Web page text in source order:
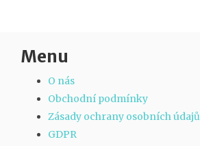
Menu
O nás
Obchodní podmínky
Zásady ochrany osobních údajů
GDPR